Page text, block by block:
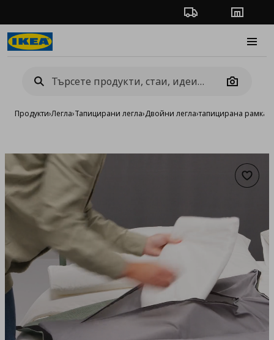
Проследяване на
Camera
Продукти›Легла›Тапицирани легла›Двойни легла›тапицирана рамка